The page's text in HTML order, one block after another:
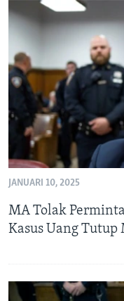
JANUARI 10, 2025
MA Tolak
Kasus Uang Tutup